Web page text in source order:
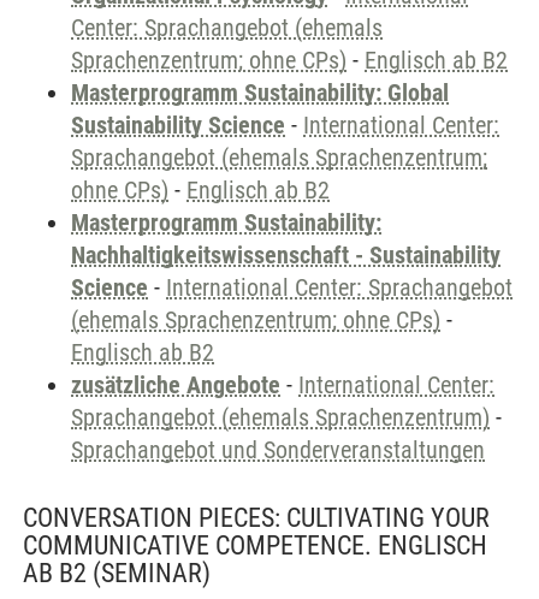
Center: Sprachangebot (ehemals
Sprachenzentrum; ohne CPs) - Englisch ab B2
Masterprogramm Sustainability: Global
Sustainability Science - International Center:
Sprachangebot (ehemals Sprachenzentrum;
ohne CPs) - Englisch ab B2
Masterprogramm Sustainability:
Nachhaltigkeitswissenschaft - Sustainability
Science - International Center: Sprachangebot
(ehemals Sprachenzentrum; ohne CPs) -
Englisch ab B2
zusätzliche Angebote - International Center:
Sprachangebot (ehemals Sprachenzentrum) -
Sprachangebot und Sonderveranstaltungen
CONVERSATION PIECES: CULTIVATING YOUR
COMMUNICATIVE COMPETENCE. ENGLISCH
AB B2 (SEMINAR)